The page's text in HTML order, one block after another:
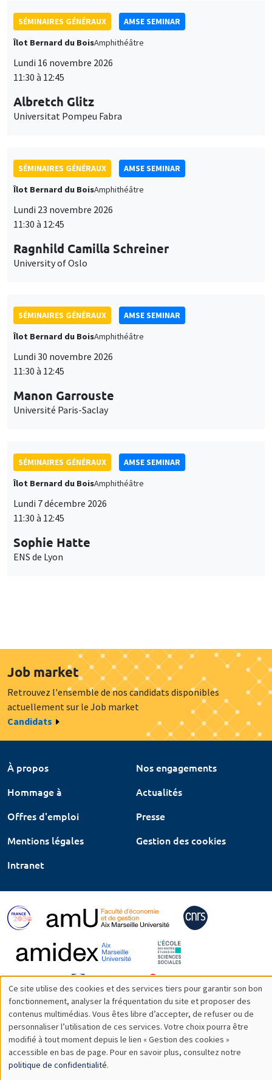
SÉMINAIRES GÉNÉRAUX
AMSE SEMINAR
Îlot Bernard du BoisAmphithéâtre
Lundi 16 novembre 2026
11:30 à 12:45
Albretch Glitz
Universitat Pompeu Fabra
SÉMINAIRES GÉNÉRAUX
AMSE SEMINAR
Îlot Bernard du BoisAmphithéâtre
Lundi 23 novembre 2026
11:30 à 12:45
Ragnhild Camilla Schreiner
University of Oslo
SÉMINAIRES GÉNÉRAUX
AMSE SEMINAR
Îlot Bernard du BoisAmphithéâtre
Lundi 30 novembre 2026
11:30 à 12:45
Manon Garrouste
Université Paris-Saclay
SÉMINAIRES GÉNÉRAUX
AMSE SEMINAR
Îlot Bernard du BoisAmphithéâtre
Lundi 7 décembre 2026
11:30 à 12:45
Sophie Hatte
ENS de Lyon
Job market
Retrouvez l'ensemble de nos candidats disponibles
actuellement sur le Job market
Candidats
À propos
Nos engagements
Hommage à
Actualités
Offres d'emploi
Presse
Mentions légales
Gestion des cookies
Intranet
Utilisation
des
données
personnelles
Ce site utilise des cookies et des services tiers pour garantir son bon
fonctionnement, analyser la fréquentation du site et proposer des
contenus multimédias. Vous êtes libre d’accepter, de refuser ou de
personnaliser l’utilisation de ces services. Votre choix pourra être
modifié à tout moment depuis le lien « Gestion des cookies »
accessible en bas de page. Pour en savoir plus, consultez notre
politique de confidentialité.